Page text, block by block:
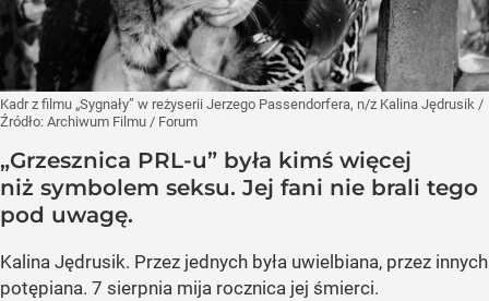
Kadr z filmu „Sygnały” w reżyserii Jerzego Passendorfera, n/z Kalina Jędrusik /
Źródło: Archiwum Filmu / Forum
„Grzesznica PRL-u” była kimś więcej
niż symbolem seksu. Jej fani nie brali tego
pod uwagę.
Kalina Jędrusik. Przez jednych była uwielbiana, przez innych
potępiana. 7 sierpnia mija rocznica jej śmierci.